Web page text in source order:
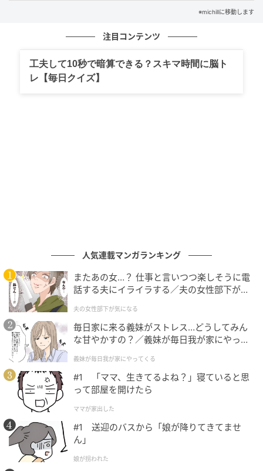
コットン100％の楊柳素材で、軽やかで涼しげな印象
に仕上がるティアードスカート。裾のタックデザイン
が動きに表情を生み、シンプルなトップス合わせでも
サマ見えします。ふんわり広がるシルエットながらも
重たく見えず、自然と体型カバーも◎。
軽やかで上品♪コットンナイロンサーキュラ
ースカート
※michillに移動します
注目コンテンツ
工夫して10秒で暗算できる？スキマ時間に脳ト
レ【毎日クイズ】
人気連載マンガランキング
またあの女…？ 仕事と言いつつ楽しそうに電
話する夫にイライラする／夫の女性部下が気
夫の女性部下が気になる
毎日家に来る義妹がストレス…どうしてみん
な甘やかすの？／義妹が毎日我が家にやって
が】
義妹が毎日我が家にやってくる
#1 「ママ、生きてるよね？」寝ていると思
って部屋を開けたら
ママが家出した
#1 送迎のバスから「娘が降りてきてませ
ん」
娘が拐われた